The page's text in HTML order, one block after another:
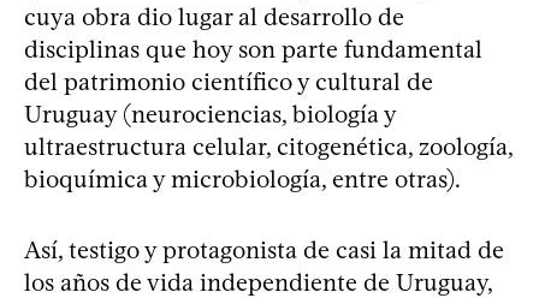
cuya obra dio lugar al desarrollo de
disciplinas que hoy son parte fundamental
del patrimonio científico y cultural de
Uruguay (neurociencias, biología y
ultraestructura celular, citogenética, zoología,
bioquímica y microbiología, entre otras).
Así, testigo y protagonista de casi la mitad de
los años de vida independiente de Uruguay,